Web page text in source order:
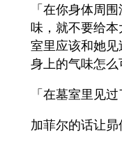
「在你身体周
味，就不要给
室里应该和她
身上的气味怎么
「在墓室里见
加菲尔的话让昴